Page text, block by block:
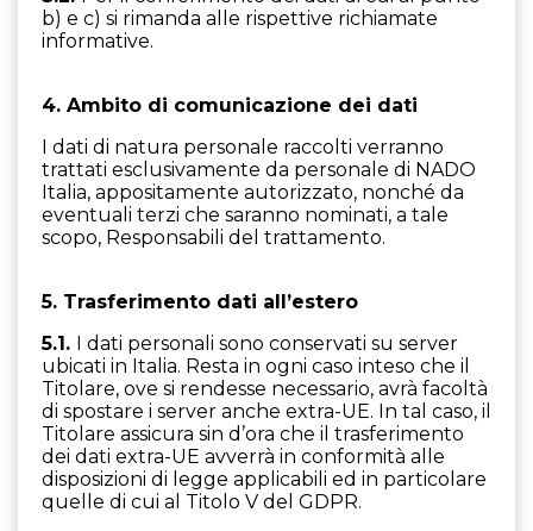
b) e c) si rimanda alle rispettive richiamate
informative.
4. Ambito di comunicazione dei dati
I dati di natura personale raccolti verranno
trattati esclusivamente da personale di NADO
Italia, appositamente autorizzato, nonché da
eventuali terzi che saranno nominati, a tale
scopo, Responsabili del trattamento.
5. Trasferimento dati all’estero
5.1. I dati personali sono conservati su server
ubicati in Italia. Resta in ogni caso inteso che il
Titolare, ove si rendesse necessario, avrà facoltà
di spostare i server anche extra-UE. In tal caso, il
Titolare assicura sin d’ora che il trasferimento
dei dati extra-UE avverrà in conformità alle
disposizioni di legge applicabili ed in particolare
quelle di cui al Titolo V del GDPR.